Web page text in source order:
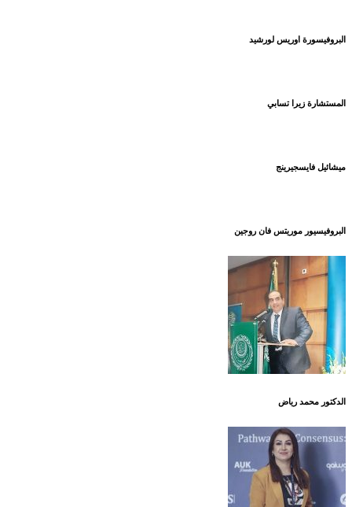
البروفيسورة اوريس لورشيد
المستشارة زيرا تسابي
ميشائيل فايسجيرينج
البروفيسيور موريتس فان روجين
الدكتور محمد رياض